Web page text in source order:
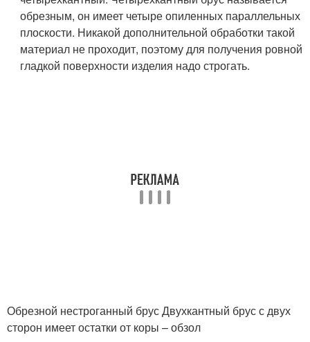
обрезным, он имеет четыре опиленных параллельных
плоскости. Никакой дополнительной обработки такой
материал не проходит, поэтому для получения ровной
гладкой поверхности изделия надо строгать.
Обрезной нестроганный брус Двухкантный брус с двух
сторон имеет остатки от коры – обзол